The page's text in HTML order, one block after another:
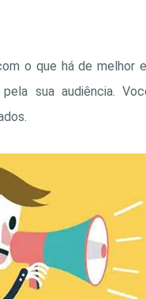
o que há de melhor
pela sua audiência.